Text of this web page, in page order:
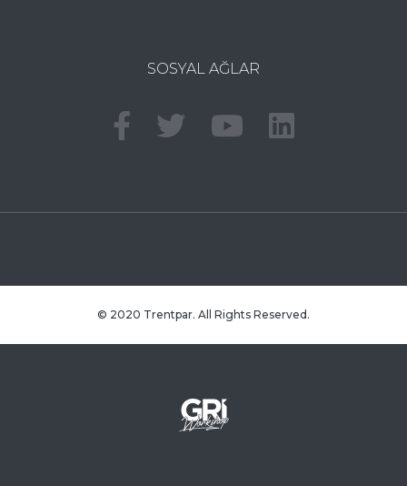
SOSYAL AĞLAR
© 2020 Trentpar. All Rights Reserved.